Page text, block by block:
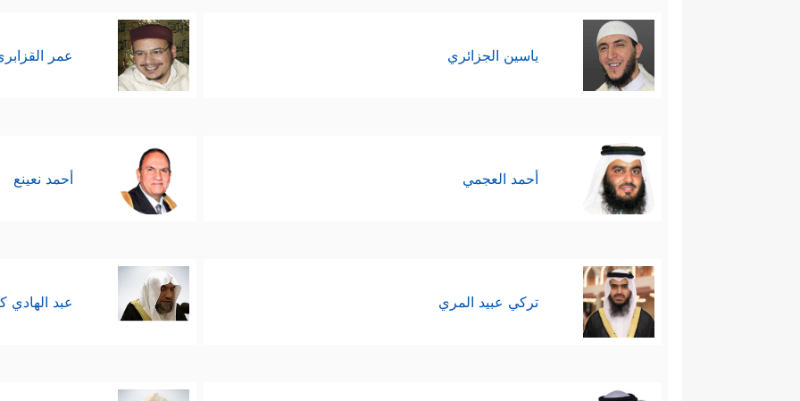
ياسين الجزائري عمر
أحمد العجمي أحمد نعينع
تركي عبيد المري عبد الهادي